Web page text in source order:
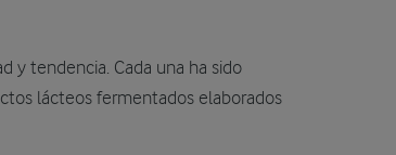
y tendencia. Cada una ha sido
lácteos fermentados elaborados